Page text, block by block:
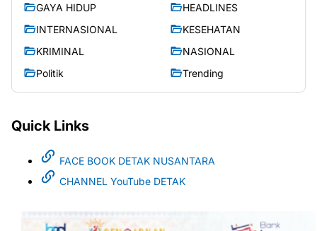
GAYA HIDUP
HEADLINES
INTERNASIONAL
KESEHATAN
KRIMINAL
NASIONAL
Politik
Trending
Quick Links
FACE BOOK DETAK NUSANTARA
CHANNEL YouTube DETAK